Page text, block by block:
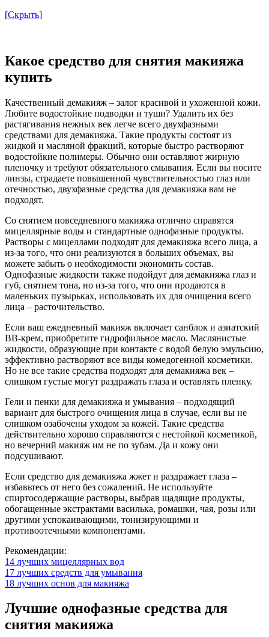
[Скрыть]
Какое средство для снятия макияжа
купить
Качественный демакияж – залог красивой и ухоженной кожи.
Любите водостойкие подводки и туши? Удалить их без
растягивания нежных век легче всего двухфазными
средствами для демакияжа. Такие продукты состоят из
жидкой и масляной фракций, которые быстро растворяют
водостойкие полимеры. Обычно они оставляют жирную
пленочку и требуют обязательного смывания. Если вы носите
линзы, страдаете повышенной чувствительностью глаз или
отечностью, двухфазные средства для демакияжа вам не
подходят.
Со снятием повседневного макияжа отлично справятся
мицеллярные воды и стандартные однофазные продукты.
Растворы с мицеллами подходят для демакияжа всего лица, а
из-за того, что они реализуются в больших объемах, вы
можете забыть о необходимости экономить состав.
Однофазные жидкости также подойдут для демакияжа глаз и
губ, снятием тона, но из-за того, что они продаются в
маленьких пузырьках, использовать их для очищения всего
лица – расточительство.
Если ваш ежедневный макияж включает санблок и азиатский
BB-крем, приобретите гидрофильное масло. Маслянистые
жидкости, образующие при контакте с водой белую эмульсию,
эффективно растворяют все виды комедогенной косметики.
Но не все такие средства подходят для демакияжа век –
слишком густые могут раздражать глаза и оставлять пленку.
Гели и пенки для демакияжа и умывания – подходящий
вариант для быстрого очищения лица в случае, если вы не
слишком озабочены уходом за кожей. Такие средства
действительно хорошо справляются с нестойкой косметикой,
но вечерний макияж им не по зубам. Да и кожу они
подсушивают.
Если средство для демакияжа жжет и раздражает глаза –
избавьтесь от него без сожалений. Не используйте
спиртосодержащие растворы, выбрав щадящие продукты,
обогащенные экстрактами василька, ромашки, чая, розы или
другими успокаивающими, тонизирующими и
противоотечными компонентами.
Рекомендации:
14 лучших мицеллярных вод
17 лучших средств для умывания
18 лучших основ для макияжа
Лучшие однофазные средства для
снятия макияжа